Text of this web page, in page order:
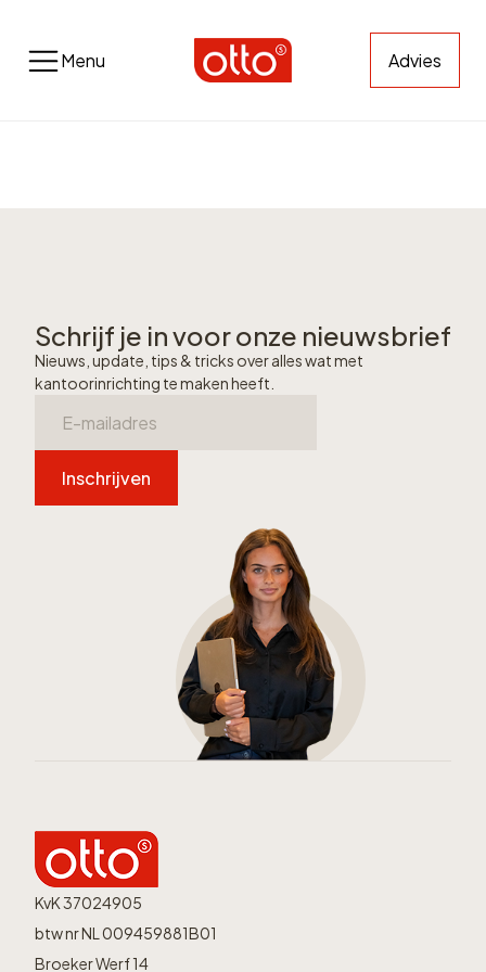
Menu Advies
Schrijf je in voor onze nieuwsbrief
Nieuws, update, tips & tricks over alles wat met
kantoorinrichting te maken heeft.
Inschrijven
KvK 37024905
btw nr NL 009459881B01
Broeker Werf 14